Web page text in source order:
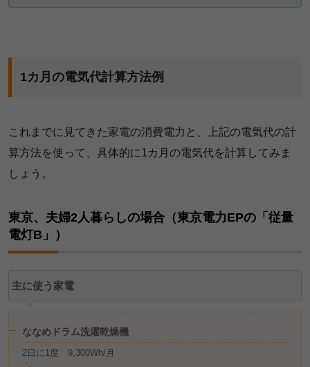
1カ月の電気代計算方法例
これまでに見てきた家電の消費電力と、上記の電気代の計
算方法を使って、具体的に1カ月の電気代を計算してみま
しょう。
東京、夫婦2人暮らしの場合（東京電力EPの「従量
電灯B」）
主に使う家電
ななめドラム洗濯乾燥機
2日に1度 9,300Wh/月